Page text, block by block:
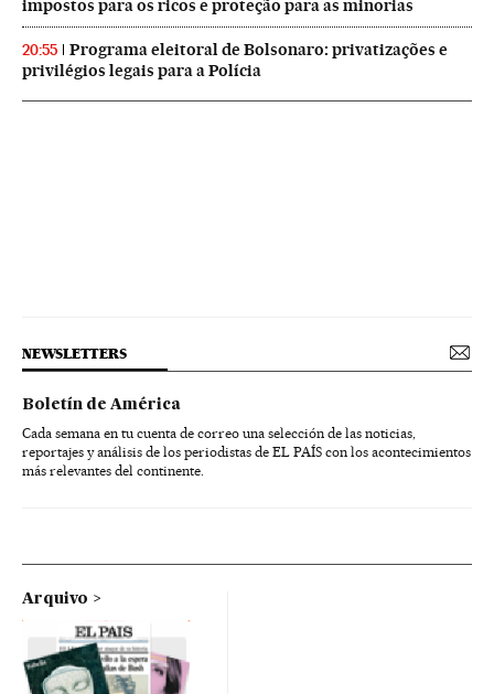
impostos para os ricos e proteção para as minorias
20:55
Programa eleitoral de Bolsonaro: privatizações e
privilégios legais para a Polícia
NEWSLETTERS
Boletín de América
Cada semana en tu cuenta de correo una selección de las noticias,
reportajes y análisis de los periodistas de EL PAÍS con los acontecimientos
más relevantes del continente.
Arquivo